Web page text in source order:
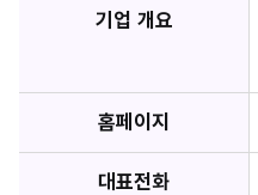
기업 개요
홈페이지
대표전화